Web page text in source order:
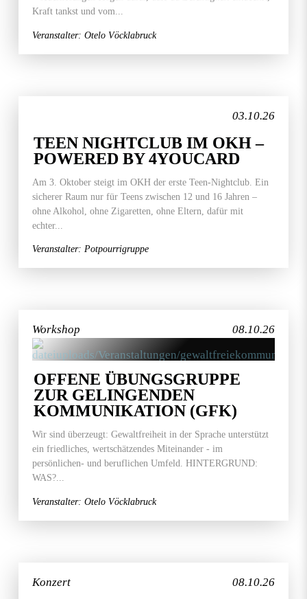
Kraft tankst und vom...
Veranstalter: Otelo Vöcklabruck
03.10.26
TEEN NIGHTCLUB IM OKH –
POWERED BY 4YOUCARD
Am 3. Oktober steigt im OKH der erste Teen-Nightclub. Ein
sicherer Raum nur für Teens zwischen 12 und 16 Jahren –
ohne Alkohol, ohne Zigaretten, ohne Eltern, dafür mit
echter...
Veranstalter: Potpourrigruppe
08.10.26
Workshop
OFFENE ÜBUNGSGRUPPE
ZUR GELINGENDEN
KOMMUNIKATION (GFK)
Wir sind überzeugt: Gewaltfreiheit in der Sprache unterstützt
ein friedliches, wertschätzendes Miteinander - im
persönlichen- und beruflichen Umfeld. HINTERGRUND:
WAS?...
Veranstalter: Otelo Vöcklabruck
08.10.26
Konzert